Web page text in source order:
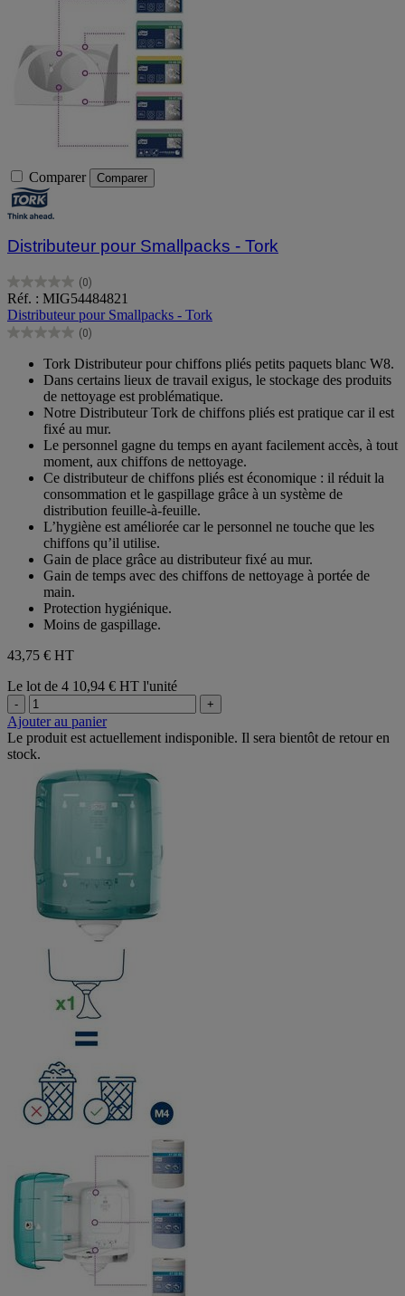
Comparer Comparer
Distributeur pour Smallpacks - Tork
(0)
0.0
sur
5
étoiles.
Réf. : MIG54484821
Distributeur pour Smallpacks - Tork
(0)
0.0
étoiles.
Tork Distributeur pour chiffons pliés petits paquets blanc W8.
Dans certains lieux de travail exigus, le stockage des produits
de nettoyage est problématique.
Notre Distributeur Tork de chiffons pliés est pratique car il est
fixé au mur.
Le personnel gagne du temps en ayant facilement accès, à tout
moment, aux chiffons de nettoyage.
Ce distributeur de chiffons pliés est économique : il réduit la
consommation et le gaspillage grâce à un système de
distribution feuille-à-feuille.
L’hygiène est améliorée car le personnel ne touche que les
chiffons qu’il utilise.
Gain de place grâce au distributeur fixé au mur.
Gain de temps avec des chiffons de nettoyage à portée de
main.
Protection hygiénique.
Moins de gaspillage.
43,75 € HT
Le lot de 4 10,94 € HT l'unité
- +
Ajouter au panier
Le produit est actuellement indisponible. Il sera bientôt de retour en
stock.